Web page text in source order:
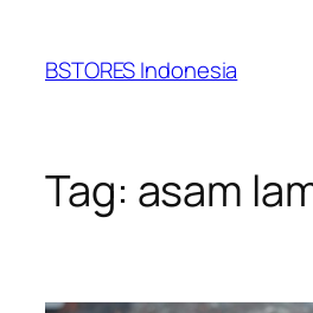
konten
BSTORES Indonesia
Tag: asam